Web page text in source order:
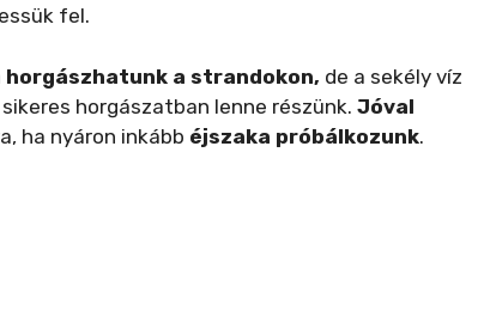
e
fel.
a strandokon, de a sekély víz
horgászatban lenne részünk. Jóval
ha nyáron inkább éjszaka próbálkozunk.